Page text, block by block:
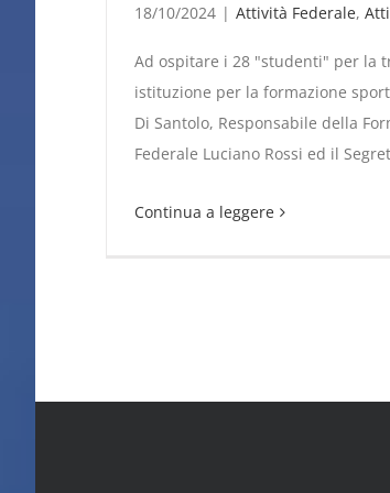
18/10/2024 | Attività Federale,
Ad ospitare i 28 "studenti" per la
istituzione per la formazione
Di Santolo, Responsabile della
Federale Luciano Rossi ed il
Continua a leggere